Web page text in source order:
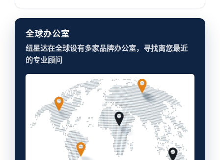
全球办公室
纽星达在全球设有多家品牌办公室，寻找离您最近
的专业顾问